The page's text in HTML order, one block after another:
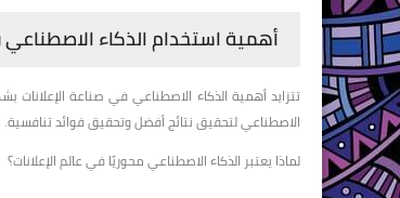
أهمية استخدام الذكاء الاصطناعي
تتزايد أهمية الذكاء الاصطناعي في صناعة
الاصطناعي لتحقيق نتائج أفضل وتحقيق فوائد تنافسية.
لماذا يعتبر الذكاء الاصطناعي محوريًا في عالم الإعلانات؟